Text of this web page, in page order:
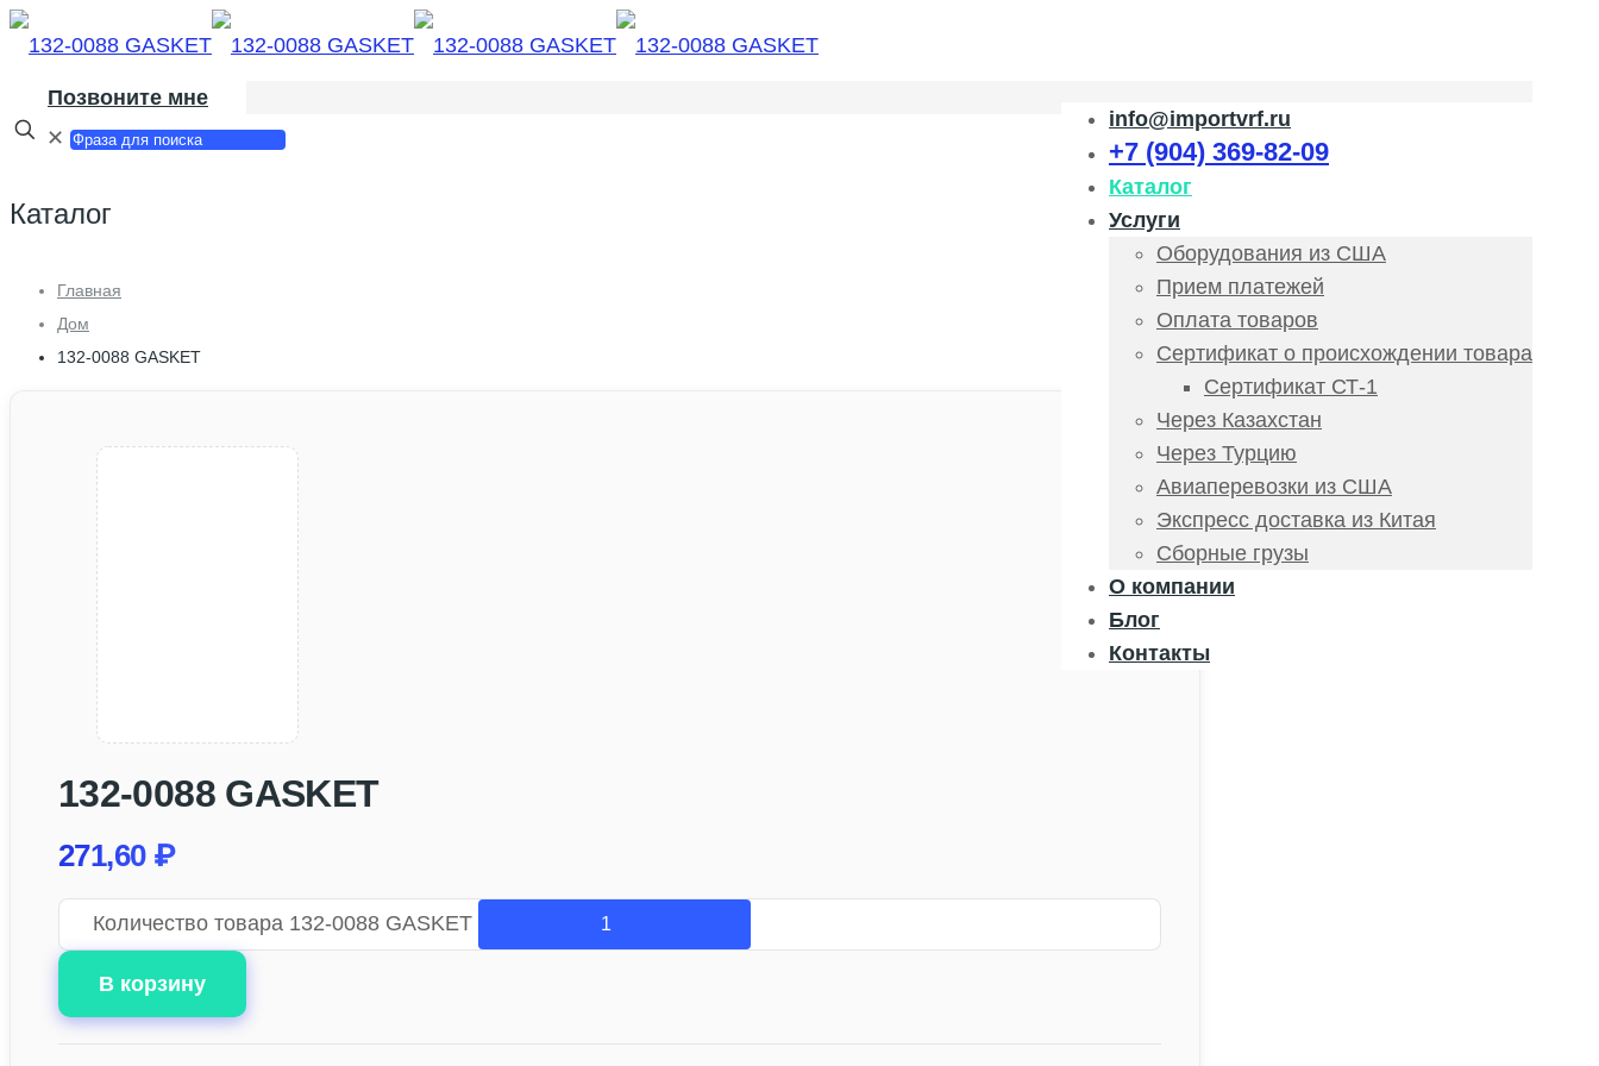
info@importvrf.ru
+7 (904) 369-82-09
Каталог
Услуги
Оборудования из США
Прием платежей
Оплата товаров
Сертификат о происхождении товара
Сертификат СТ-1
Через Казахстан
Через Турцию
Авиаперевозки из США
Экспресс доставка из Китая
Сборные грузы
О компании
Блог
Контакты
Позвоните мне
✕
Каталог
Главная
Дом
132-0088 GASKET
132-0088 GASKET
271,60 ₽
Количество товара 132-0088 GASKET
В корзину